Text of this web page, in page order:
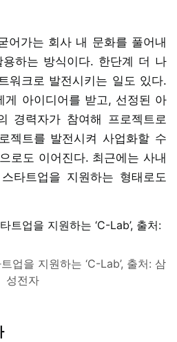
어가는 회사 내 문화를 풀어내
하는 방식이다. 한단계 더 나
워크로 발전시키는 일도 있다.
게 아이디어를 받고, 선정된 아
경력자가 참여해 프로젝트로
젝트를 발전시켜 사업화할 수
로도 이어진다. 최근에는 사내
타트업을 지원하는 형태로도
업을 지원하는 ‘C-Lab’, 출처: 삼
성전자